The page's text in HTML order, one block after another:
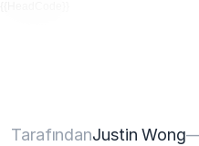
TarafındanJustin Wong